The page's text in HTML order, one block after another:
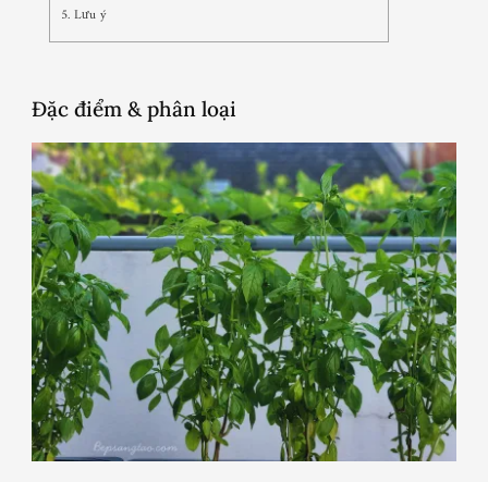
5. Lưu ý
Đặc điểm & phân loại